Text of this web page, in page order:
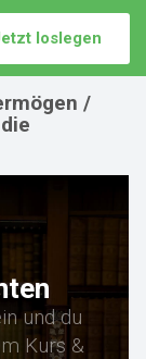
loslegen
/
und du
Kurs &